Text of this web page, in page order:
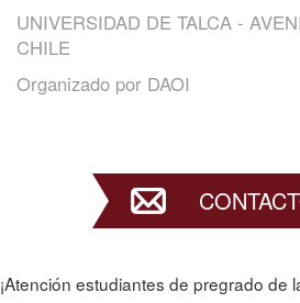
UNIVERSIDAD DE TALCA -
CHILE
Organizado por DAOI
¡Atención estudiantes de pregrado de